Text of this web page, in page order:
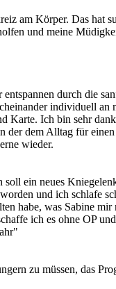
am Körper. Das hat
und meine
durch die
individuell an
Karte. Ich bin sehr
der dem Alltag für
wieder.
ein neues
und ich schlafe
habe, was Sabine
ich es ohne OP
zu müssen, das